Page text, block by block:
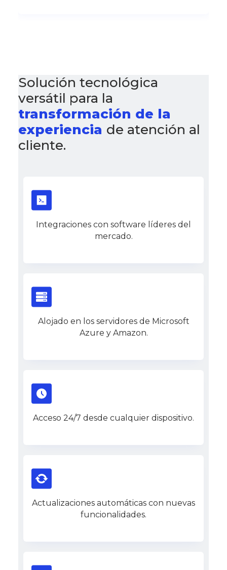
Solución tecnológica
versátil para la
transformación de la
experiencia de atención al
cliente.
Integraciones con software líderes del
mercado.
Alojado en los servidores de Microsoft
Azure y Amazon.
Acceso 24/7 desde cualquier dispositivo.
Actualizaciones automáticas con nuevas
funcionalidades.